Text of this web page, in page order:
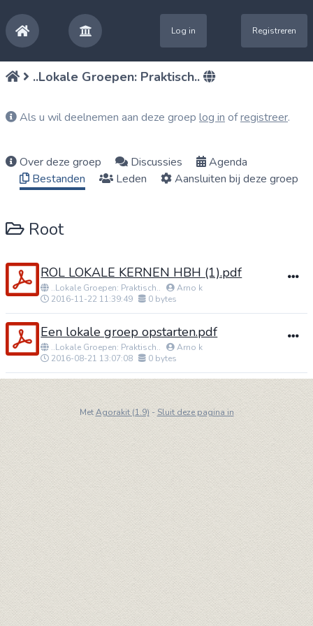
Log in Registreren
..Lokale Groepen: Praktisch..
Als u wil deelnemen aan deze groep log in ofregistreer.
Over deze groep Discussies
Agenda
Bestanden
Leden Aansluiten bij deze groep
Root
ROL LOKALE KERNEN HBH (1).pdf
..Lokale Groepen: Praktisch..
Arno k
2016-11-22 11:39:49
0 bytes
Een lokale groep opstarten.pdf
..Lokale Groepen: Praktisch..
Arno k
2016-08-21 13:07:08
0 bytes
MetAgorakit (1.9) - Sluit deze pagina in